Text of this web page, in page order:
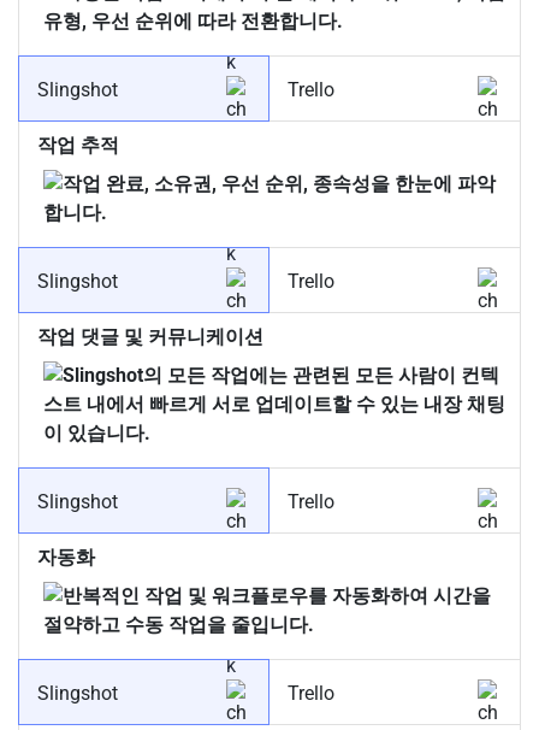
Slingshot Trello
작업 추적
Slingshot Trello
작업 댓글 및 커뮤니케이션
Slingshot Trello
자동화
Slingshot Trello